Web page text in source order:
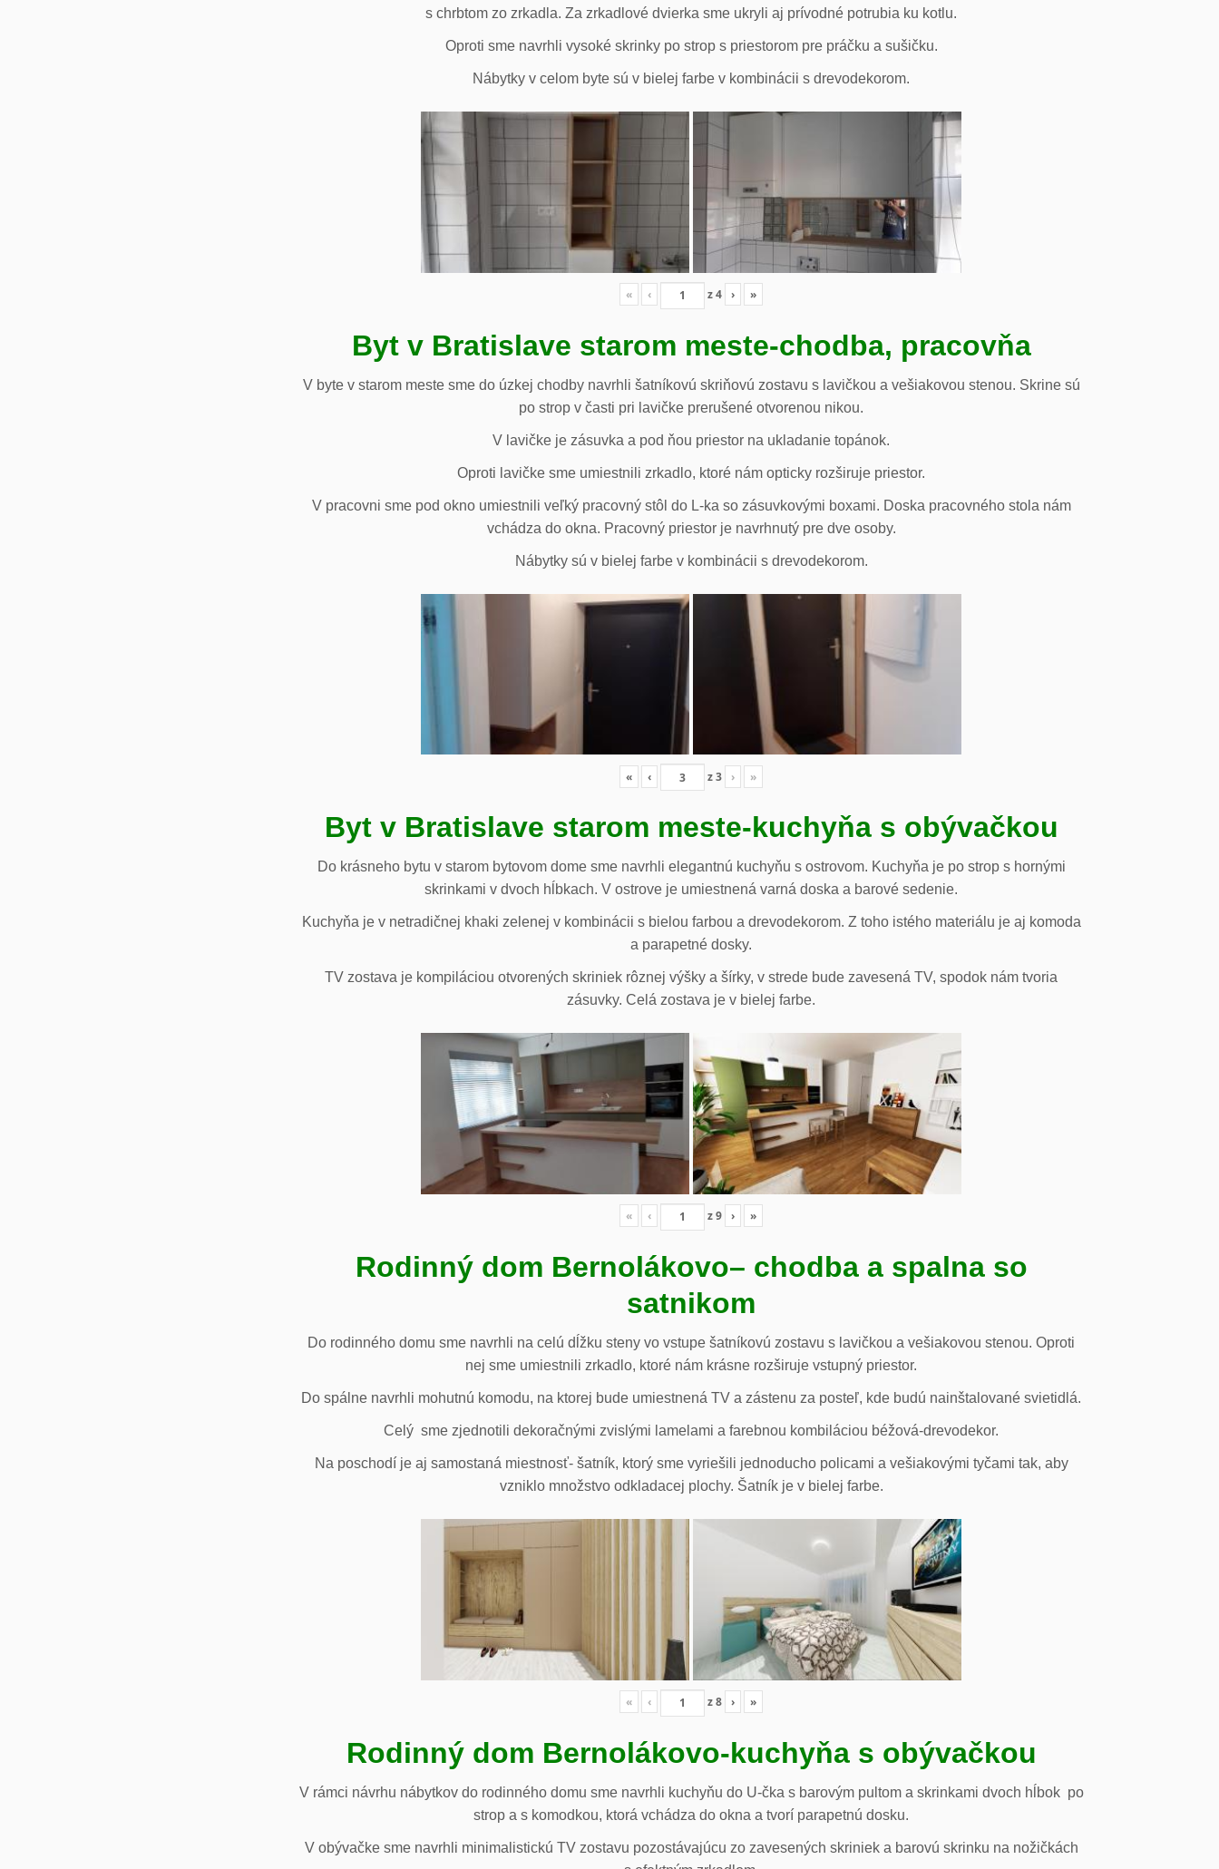
s chrbtom zo zrkadla. Za zrkadlové dvierka sme ukryli aj prívodné potrubia ku kotlu.
Oproti sme navrhli vysoké skrinky po strop s priestorom pre práčku a sušičku.
Nábytky v celom byte sú v bielej farbe v kombinácii s drevodekorom.
« ‹ z4 › »
Byt v Bratislave starom meste-chodba, pracovňa
V byte v starom meste sme do úzkej chodby navrhli šatníkovú skriňovú zostavu s lavičkou a vešiakovou stenou. Skrine sú
po strop v časti pri lavičke prerušené otvorenou nikou.
V lavičke je zásuvka a pod ňou priestor na ukladanie topánok.
Oproti lavičke sme umiestnili zrkadlo, ktoré nám opticky rozširuje priestor.
V pracovni sme pod okno umiestnili veľký pracovný stôl do L-ka so zásuvkovými boxami. Doska pracovného stola nám
vchádza do okna. Pracovný priestor je navrhnutý pre dve osoby.
Nábytky sú v bielej farbe v kombinácii s drevodekorom.
« ‹ z3 › »
Byt v Bratislave starom meste-kuchyňa s obývačkou
Do krásneho bytu v starom bytovom dome sme navrhli elegantnú kuchyňu s ostrovom. Kuchyňa je po strop s hornými
skrinkami v dvoch hĺbkach. V ostrove je umiestnená varná doska a barové sedenie.
Kuchyňa je v netradičnej khaki zelenej v kombinácii s bielou farbou a drevodekorom. Z toho istého materiálu je aj komoda
a parapetné dosky.
TV zostava je kompiláciou otvorených skriniek rôznej výšky a šírky, v strede bude zavesená TV, spodok nám tvoria
zásuvky. Celá zostava je v bielej farbe.
« ‹ z9 › »
Rodinný dom Bernolákovo– chodba a spalna so
satnikom
Do rodinného domu sme navrhli na celú dĺžku steny vo vstupe šatníkovú zostavu s lavičkou a vešiakovou stenou. Oproti
nej sme umiestnili zrkadlo, ktoré nám krásne rozširuje vstupný priestor.
Do spálne navrhli mohutnú komodu, na ktorej bude umiestnená TV a zástenu za posteľ, kde budú nainštalované svietidlá.
Celý sme zjednotili dekoračnými zvislými lamelami a farebnou kombiláciou béžová-drevodekor.
Na poschodí je aj samostaná miestnosť- šatník, ktorý sme vyriešili jednoducho policami a vešiakovými tyčami tak, aby
vzniklo množstvo odkladacej plochy. Šatník je v bielej farbe.
« ‹ z8 › »
Rodinný dom Bernolákovo-kuchyňa s obývačkou
V rámci návrhu nábytkov do rodinného domu sme navrhli kuchyňu do U-čka s barovým pultom a skrinkami dvoch hĺbok po
strop a s komodkou, ktorá vchádza do okna a tvorí parapetnú dosku.
V obývačke sme navrhli minimalistickú TV zostavu pozostávajúcu zo zavesených skriniek a barovú skrinku na nožičkách